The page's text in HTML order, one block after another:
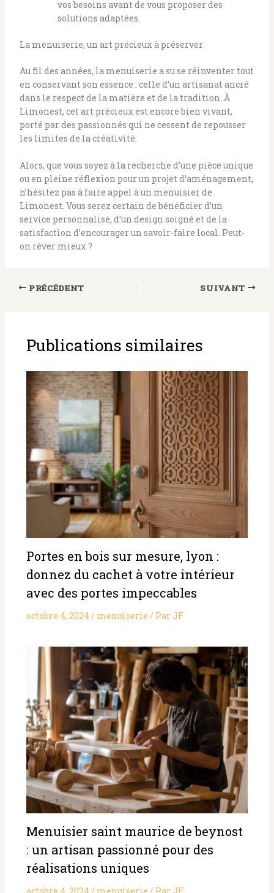
vos besoins avant de vous proposer des
solutions adaptées.
La menuiserie, un art précieux à préserver
Au fil des années, la menuiserie a su se réinventer tout
en conservant son essence : celle d’un artisanat ancré
dans le respect de la matière et de la tradition. À
Limonest, cet art précieux est encore bien vivant,
porté par des passionnés qui ne cessent de repousser
les limites de la créativité.
Alors, que vous soyez à la recherche d’une pièce unique
ou en pleine réflexion pour un projet d’aménagement,
n’hésitez pas à faire appel à un menuisier de
Limonest. Vous serez certain de bénéficier d’un
service personnalisé, d’un design soigné et de la
satisfaction d’encourager un savoir-faire local. Peut-
on rêver mieux ?
PRÉCÉDENT SUIVANT
Publications similaires
Portes en bois sur mesure, lyon :
donnez du cachet à votre intérieur
avec des portes impeccables
octobre 4, 2024 / menuiserie / ParJF
Menuisier saint maurice de beynost
: un artisan passionné pour des
réalisations uniques